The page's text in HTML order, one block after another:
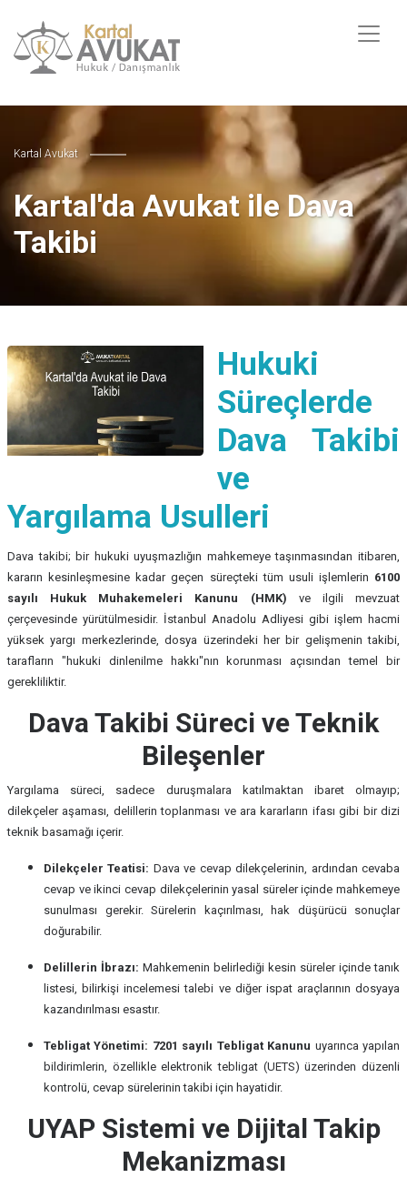
Kartal Avukat
Kartal'da Avukat ile Dava
Takibi
Hukuki
Süreçlerde
Dava Takibi
ve
Yargılama Usulleri
Dava takibi; bir hukuki uyuşmazlığın mahkemeye taşınmasından itibaren,
kararın kesinleşmesine kadar geçen süreçteki tüm usuli işlemlerin 6100
sayılı Hukuk Muhakemeleri Kanunu (HMK) ve ilgili mevzuat
çerçevesinde yürütülmesidir. İstanbul Anadolu Adliyesi gibi işlem hacmi
yüksek yargı merkezlerinde, dosya üzerindeki her bir gelişmenin takibi,
tarafların "hukuki dinlenilme hakkı"nın korunması açısından temel bir
gerekliliktir.
Dava Takibi Süreci ve Teknik
Bileşenler
Yargılama süreci, sadece duruşmalara katılmaktan ibaret olmayıp;
dilekçeler aşaması, delillerin toplanması ve ara kararların ifası gibi bir dizi
teknik basamağı içerir.
Dilekçeler Teatisi: Dava ve cevap dilekçelerinin, ardından cevaba
cevap ve ikinci cevap dilekçelerinin yasal süreler içinde mahkemeye
sunulması gerekir. Sürelerin kaçırılması, hak düşürücü sonuçlar
doğurabilir.
Delillerin İbrazı: Mahkemenin belirlediği kesin süreler içinde tanık
listesi, bilirkişi incelemesi talebi ve diğer ispat araçlarının dosyaya
kazandırılması esastır.
Tebligat Yönetimi: 7201 sayılı Tebligat Kanunu uyarınca yapılan
bildirimlerin, özellikle elektronik tebligat (UETS) üzerinden düzenli
kontrolü, cevap sürelerinin takibi için hayatidir.
UYAP Sistemi ve Dijital Takip
Mekanizması